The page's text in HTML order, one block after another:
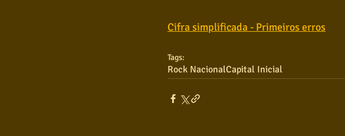
Cifra simplificada - Primeiros erros
Tags:
Rock NacionalCapital Inicial